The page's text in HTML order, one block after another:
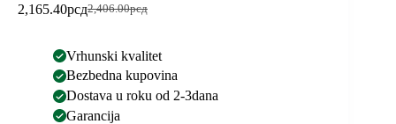
2,406.00рсд
2,165.40рсд
Vrhunski kvalitet
Bezbedna kupovina
Dostava u roku od 2-3dana
Garancija